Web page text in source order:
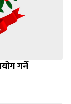
गर्ने